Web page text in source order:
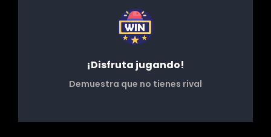
¡Disfruta jugando!
Demuestra que no tienes rival